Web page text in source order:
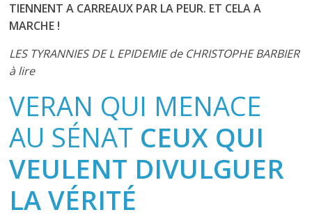
TIENNENT A CARREAUX PAR LA PEUR. ET CELA A
MARCHE !
LES TYRANNIES DE L EPIDEMIE de CHRISTOPHE BARBIER
à lire
VERAN QUI MENACE
AU SÉNAT CEUX QUI
VEULENT DIVULGUER
LA VÉRITÉ